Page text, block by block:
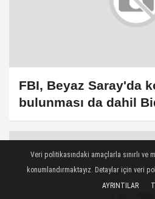
FBI, Beyaz Saray'da
bulunması da dahil
dönemindeki bazı
Veri politikasındaki amaçlarla sınırlı ve
konumlandırmaktayız. Detaylar için veri
AYRINTILAR